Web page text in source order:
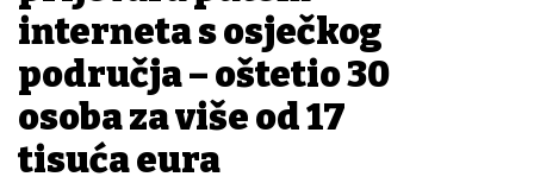
interneta s osječkog
područja – oštetio 30
osoba za više od 17
tisuća eura